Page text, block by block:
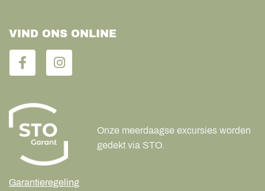
VIND ONS ONLINE
Garantieregeling
Onze meerdaagse excursies worden
gedekt via STO.